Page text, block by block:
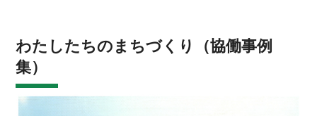
わたしたちのまちづくり（協働事例
集）